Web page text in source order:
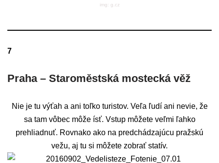
img: g.cz
7
Praha – Staroměstská mostecká věž
Nie je tu výťah a ani toľko turistov. Veľa ľudí ani nevie, že
sa tam vôbec môže ísť. Vstup môžete veľmi ľahko
prehliadnuť. Rovnako ako na predchádzajúcu pražskú
vežu, aj tu si môžete zobrať statív.